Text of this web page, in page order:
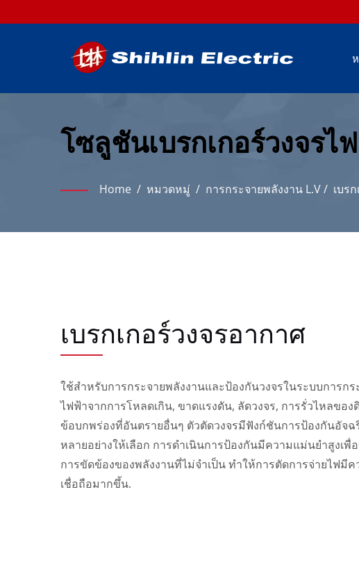
โซลูชันเบรกเกอร์วงจรไ
ถือได้
Home / หมวดหมู่ / การกระจายพลังงาน L.V/ เบร
เบรกเกอร์วงจรอากาศ
ใช้สำหรับการกระจายพลังงานและป้องกันวงจรในระบบการกร
ไฟฟ้าจากการโหลดเกิน, ขาดแรงดัน, ลัดวงจร, การรั่วไหลของ
ข้อบกพร่องที่อันตรายอื่นๆ ตัวตัดวงจรมีฟังก์ชันการป้องกันอัจฉ
หลายอย่างให้เลือก การดำเนินการป้องกันมีความแม่นยำสูงเพื่
การขัดข้องของพลังงานที่ไม่จำเป็น ทำให้การตัดการจ่ายไฟมีค
เชื่อถือมากขึ้น.